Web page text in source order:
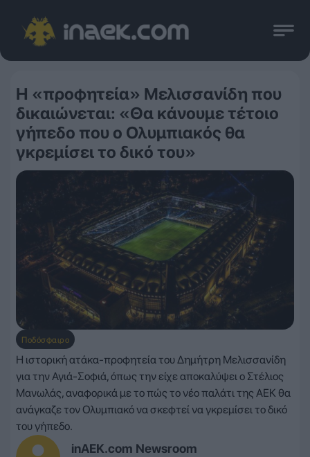
Η «προφητεία» Μελισσανίδη που
δικαιώνεται: «Θα κάνουμε τέτοιο
γήπεδο που ο Ολυμπιακός θα
γκρεμίσει το δικό του»
Ποδόσφαιρο
inAEK.com Newsroom
Η ιστορική ατάκα-προφητεία του Δημήτρη Μελισσανίδη
για την Αγιά-Σοφιά, όπως την είχε αποκαλύψει ο Στέλιος
Μανωλάς, αναφορικά με το πώς το νέο παλάτι της ΑΕΚ θα
ανάγκαζε τον Ολυμπιακό να σκεφτεί να γκρεμίσει το δικό
του γήπεδο.